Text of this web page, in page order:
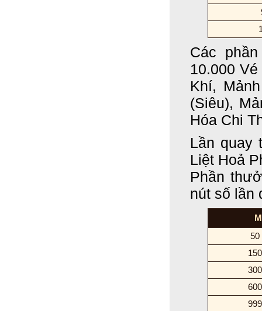
Các
10.000
Khí,
(Siêu),
Hóa Chi
Lần quay
Liệt Hoả
Phần
nút số lần
50